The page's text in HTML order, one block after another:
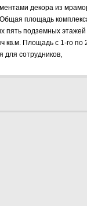
декора из
Общая площадь
пять подземных
кв.м. Площадь с 1-го по
для сотрудников,